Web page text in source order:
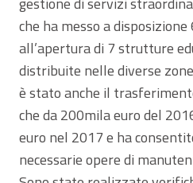
che ha messo a
all’apertura di 7 strutture
distribuite nelle diverse
è stato anche il
che da 200mila euro del
euro nel 2017 e ha
necessarie opere di